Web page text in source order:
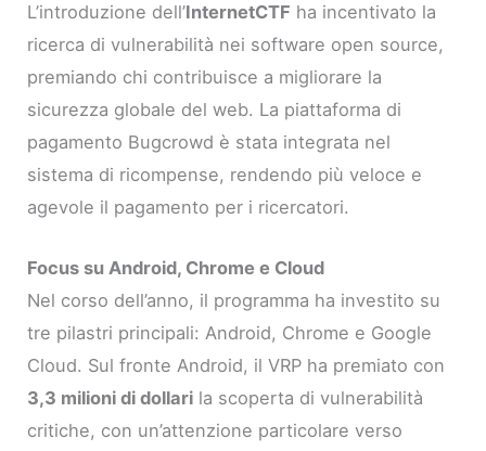
L’introduzione dell’InternetCTF ha incentivato la
ricerca di vulnerabilità nei software open source,
premiando chi contribuisce a migliorare la
sicurezza globale del web. La piattaforma di
pagamento Bugcrowd è stata integrata nel
sistema di ricompense, rendendo più veloce e
agevole il pagamento per i ricercatori.
Focus su Android, Chrome e Cloud
Nel corso dell’anno, il programma ha investito su
tre pilastri principali: Android, Chrome e Google
Cloud. Sul fronte Android, il VRP ha premiato con
3,3 milioni di dollari la scoperta di vulnerabilità
critiche, con un’attenzione particolare verso